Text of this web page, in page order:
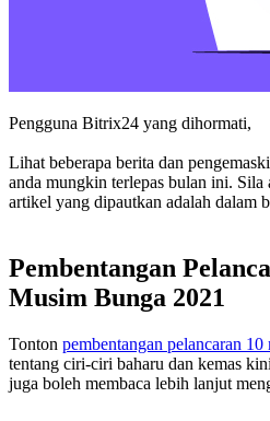
Pengguna Bitrix24 yang dihormati,
Lihat beberapa berita dan
anda mungkin terlepas bulan ini. Sila
artikel yang dipautkan adalah dalam
Pembentangan
Musim Bunga 2021
Tonton pembentangan pelancaran
tentang ciri-ciri baharu dan kemas
juga boleh membaca lebih lanjut